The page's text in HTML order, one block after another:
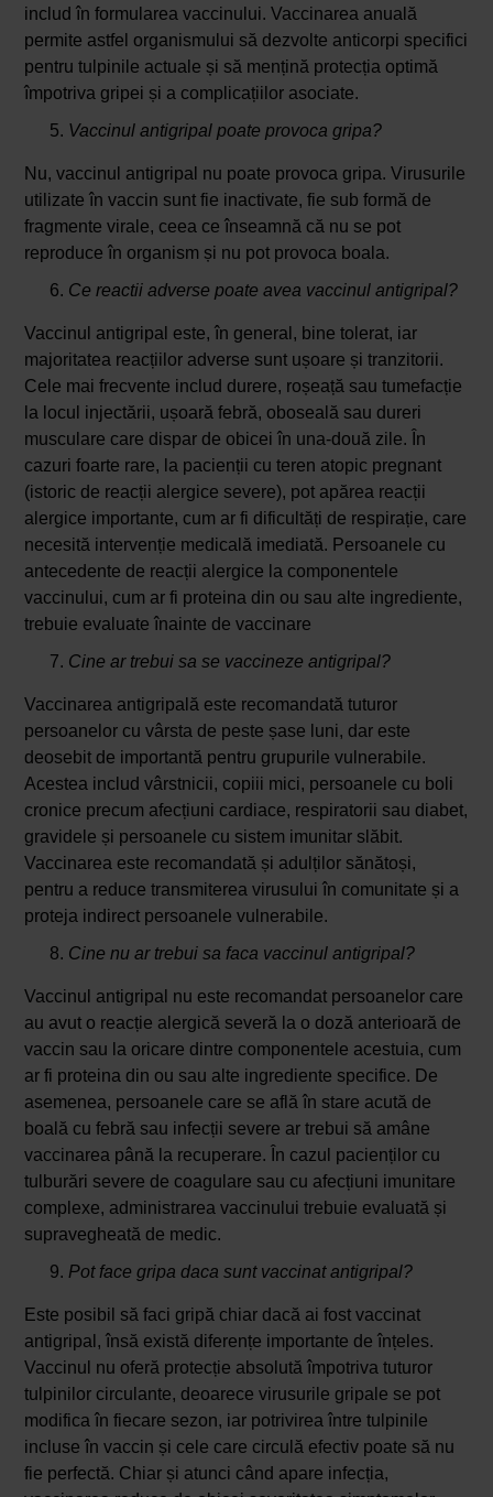
includ în formularea vaccinului. Vaccinarea anuală
permite astfel organismului să dezvolte anticorpi specifici
pentru tulpinile actuale și să mențină protecția optimă
împotriva gripei și a complicațiilor asociate.
Vaccinul antigripal poate provoca gripa?
Nu, vaccinul antigripal nu poate provoca gripa. Virusurile
utilizate în vaccin sunt fie inactivate, fie sub formă de
fragmente virale, ceea ce înseamnă că nu se pot
reproduce în organism și nu pot provoca boala.
Ce reactii adverse poate avea vaccinul antigripal?
Vaccinul antigripal este, în general, bine tolerat, iar
majoritatea reacțiilor adverse sunt ușoare și tranzitorii.
Cele mai frecvente includ durere, roșeață sau tumefacție
la locul injectării, ușoară febră, oboseală sau dureri
musculare care dispar de obicei în una-două zile. În
cazuri foarte rare, la pacienții cu teren atopic pregnant
(istoric de reacții alergice severe), pot apărea reacții
alergice importante, cum ar fi dificultăți de respirație, care
necesită intervenție medicală imediată. Persoanele cu
antecedente de reacții alergice la componentele
vaccinului, cum ar fi proteina din ou sau alte ingrediente,
trebuie evaluate înainte de vaccinare
Cine ar trebui sa se vaccineze antigripal?
Vaccinarea antigripală este recomandată tuturor
persoanelor cu vârsta de peste șase luni, dar este
deosebit de importantă pentru grupurile vulnerabile.
Acestea includ vârstnicii, copiii mici, persoanele cu boli
cronice precum afecțiuni cardiace, respiratorii sau diabet,
gravidele și persoanele cu sistem imunitar slăbit.
Vaccinarea este recomandată și adulților sănătoși,
pentru a reduce transmiterea virusului în comunitate și a
proteja indirect persoanele vulnerabile.
Cine nu ar trebui sa faca vaccinul antigripal?
Vaccinul antigripal nu este recomandat persoanelor care
au avut o reacție alergică severă la o doză anterioară de
vaccin sau la oricare dintre componentele acestuia, cum
ar fi proteina din ou sau alte ingrediente specifice. De
asemenea, persoanele care se află în stare acută de
boală cu febră sau infecții severe ar trebui să amâne
vaccinarea până la recuperare. În cazul pacienților cu
tulburări severe de coagulare sau cu afecțiuni imunitare
complexe, administrarea vaccinului trebuie evaluată și
supravegheată de medic.
Pot face gripa daca sunt vaccinat antigripal?
Este posibil să faci gripă chiar dacă ai fost vaccinat
antigripal, însă există diferențe importante de înțeles.
Vaccinul nu oferă protecție absolută împotriva tuturor
tulpinilor circulante, deoarece virusurile gripale se pot
modifica în fiecare sezon, iar potrivirea între tulpinile
incluse în vaccin și cele care circulă efectiv poate să nu
fie perfectă. Chiar și atunci când apare infecția,